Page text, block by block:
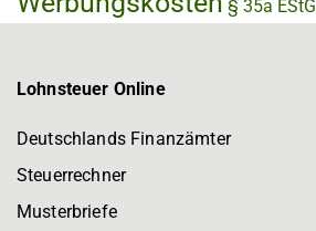
§ 35a EStG
Lohnsteuer Online
Deutschlands Finanzämter
Steuerrechner
Musterbriefe